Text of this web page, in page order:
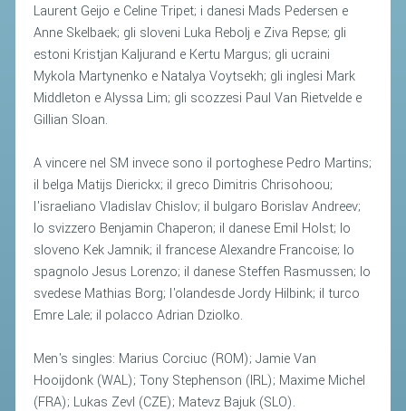
Laurent Geijo e Celine Tripet; i danesi Mads Pedersen e
Anne Skelbaek; gli sloveni Luka Rebolj e Ziva Repse; gli
estoni Kristjan Kaljurand e Kertu Margus; gli ucraini
Mykola Martynenko e Natalya Voytsekh; gli inglesi Mark
Middleton e Alyssa Lim; gli scozzesi Paul Van Rietvelde e
Gillian Sloan.
A vincere nel SM invece sono il portoghese Pedro Martins;
il belga Matijs Dierickx; il greco Dimitris Chrisohoou;
l'israeliano Vladislav Chislov; il bulgaro Borislav Andreev;
lo svizzero Benjamin Chaperon; il danese Emil Holst; lo
sloveno Kek Jamnik; il francese Alexandre Francoise; lo
spagnolo Jesus Lorenzo; il danese Steffen Rasmussen; lo
svedese Mathias Borg; l'olandesde Jordy Hilbink; il turco
Emre Lale; il polacco Adrian Dziolko.
Men's singles: Marius Corciuc (ROM); Jamie Van
Hooijdonk (WAL); Tony Stephenson (IRL); Maxime Michel
(FRA); Lukas Zevl (CZE); Matevz Bajuk (SLO).
ACCEDI AL TESSERAMENTO ON
LINE
ASSICURAZIONE
MODULI
GARE ED EVENTI
CALENDARIO
COMUNICATI
ALBO D'ORO CAMPIONATI ITALIANI
CAMPIONATI A SQUADRE
EVENTI INTERNAZIONALI
CLASSIFICHE NAZIONALI